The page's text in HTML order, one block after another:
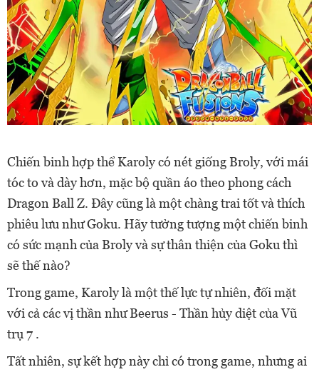
Chiến binh hợp thể Karoly có nét giống Broly, với mái
tóc to và dày hơn, mặc bộ quần áo theo phong cách
Dragon Ball Z. Đây cũng là một chàng trai tốt và thích
phiêu lưu như Goku. Hãy tưởng tượng một chiến binh
có sức mạnh của Broly và sự thân thiện của Goku thì
sẽ thế nào?
Trong game, Karoly là một thế lực tự nhiên, đối mặt
với cả các vị thần như Beerus - Thần hủy diệt của Vũ
trụ 7 .
Tất nhiên, sự kết hợp này chỉ có trong game, nhưng ai